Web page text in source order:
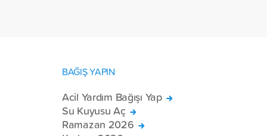
BAĞIŞ YAPIN
Acil Yardım Bağışı Yap
Su Kuyusu Aç
Ramazan 2026